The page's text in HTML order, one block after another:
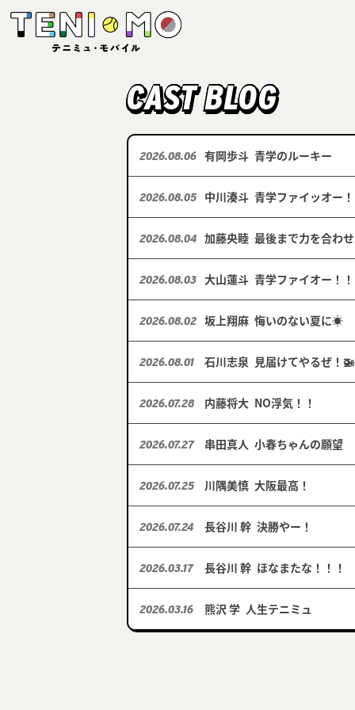
CAST BLOG
2026.08.06 有岡歩斗 青学のルーキー
2026.08.05 中川湊斗 青学ファイッオー
2026.08.04 加藤央睦 最後まで力を合わせ
2026.08.03 大山蓮斗 青学ファイオー！！
2026.08.02 坂上翔麻 悔いのない夏に☀️
2026.08.01 石川志泉 見届けてやるぜ！
2026.07.28 内藤将大 NO浮気！！
2026.07.27 串田真人 小春ちゃんの願望
2026.07.25 川隅美慎 大阪最高！
2026.07.24 長谷川 幹 決勝やー！
2026.03.17 長谷川 幹 ほなまたな！！！
2026.03.16 熊沢 学 人生テニミュ